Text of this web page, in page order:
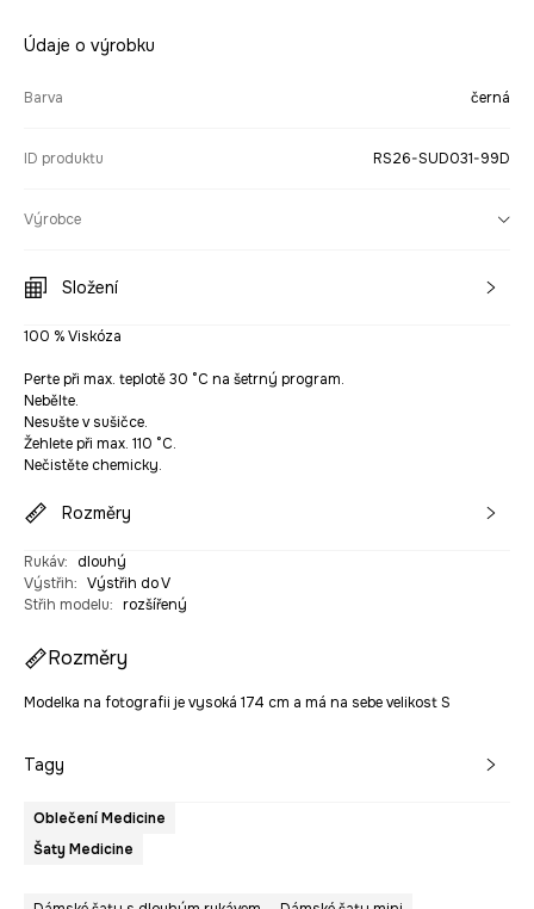
Údaje o výrobku
Barva černá
ID produktu RS26-SUD031-99D
Výrobce
Složení
100 % Viskóza
Perte při max. teplotě 30 °C na šetrný program.
Nebělte.
Nesušte v sušičce.
Žehlete při max. 110 °C.
Nečistěte chemicky.
Rozměry
Rukáv:
dlouhý
Výstřih: Výstřih do V
Střih modelu: rozšířený
Rozměry
Modelka na fotografii je vysoká 174 cm a má na sebe velikost S
Tagy
Oblečení Medicine
Šaty Medicine